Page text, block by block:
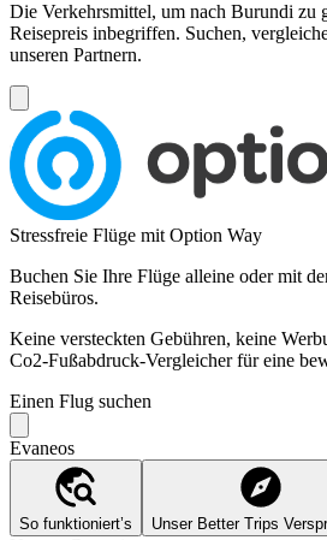
Die Verkehrsmittel, um nach Burundi zu
Reisepreis inbegriffen. Suchen,
unseren Partnern.
Stressfreie Flüge mit Option Way
Buchen Sie Ihre Flüge alleine oder mit
Reisebüros.
Keine versteckten Gebühren, keine
Co2-Fußabdruck-Vergleicher für eine
Einen Flug suchen
Evaneos
So funktioniert’s Unser Better Trips